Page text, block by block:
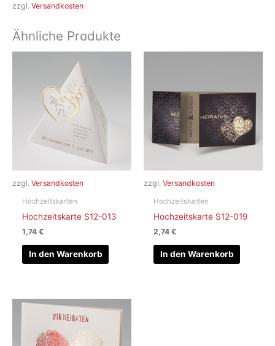
zzgl. Versandkosten
Ähnliche Produkte
zzgl. Versandkosten
Hochzeitskarten
Hochzeitskarte S12-013
1,74€
In den Warenkorb
zzgl. Versandkosten
Hochzeitskarten
Hochzeitskarte S12-019
2,74€
In den Warenkorb